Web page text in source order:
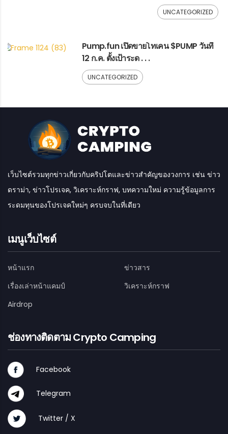
UNCATEGORIZED
Pump.fun เปิดขายโทเคน $PUMP วันที่
12 ก.ค. ตั้งเป้าระด . . .
UNCATEGORIZED
เว็บไซต์รวมทุกข่าวเกี่ยวกับคริปโตและข่าวสำคัญของวงการ เช่น ข่าว
ดราม่า, ข่าวโปรเจค, วิเคราะห์กราฟ, บทความใหม่ ความรู้ข้อมูลการ
ระดมทุนของโปรเจคใหม่ๆ ครบจบในที่เดียว
เมนูเว็บไซต์
หน้าแรก
ข่าวสาร
เรื่องเล่าหน้าแคมป์
วิเคราะห์กราฟ
Airdrop
ช่องทางติดตาม Crypto Camping
Facebook
Telegram
Twitter / X